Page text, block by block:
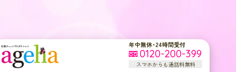
年中無休・24時間受付
0120-200-399
スマホからも通話料無料